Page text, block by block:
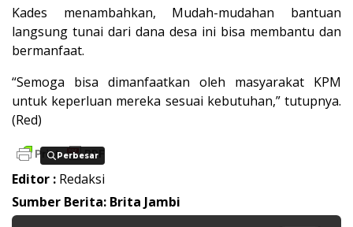
Kades menambahkan, Mudah-mudahan bantuan
langsung tunai dari dana desa ini bisa membantu dan
bermanfaat.
“Semoga bisa dimanfaatkan oleh masyarakat KPM
untuk keperluan mereka sesuai kebutuhan,” tutupnya.
(Red)
Perbesar
Perbesar
Editor : Redaksi
Sumber Berita: Brita Jambi